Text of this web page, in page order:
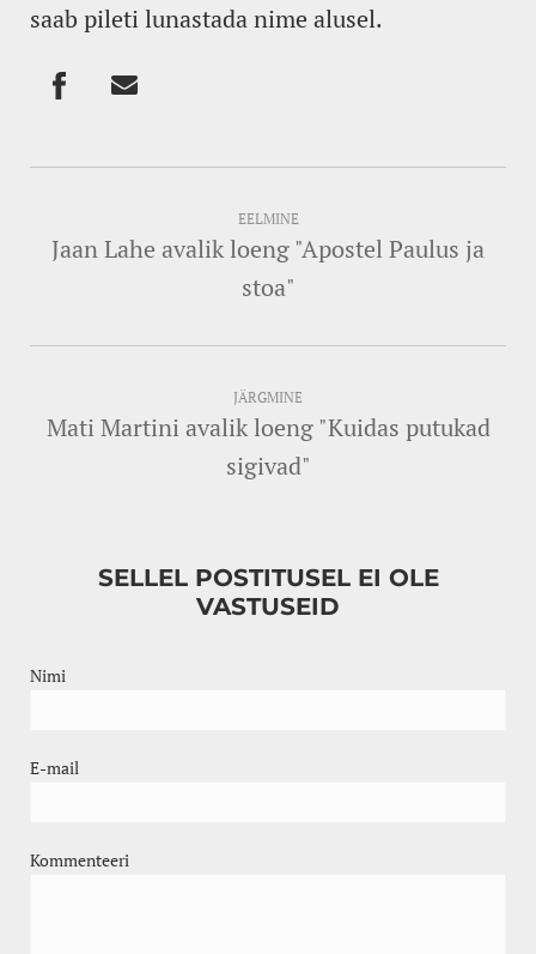
saab pileti lunastada nime alusel.
EELMINE
Jaan Lahe avalik loeng "Apostel Paulus ja
stoa"
JÄRGMINE
Mati Martini avalik loeng "Kuidas putukad
sigivad"
SELLEL POSTITUSEL EI OLE
VASTUSEID
Nimi
E-mail
Kommenteeri